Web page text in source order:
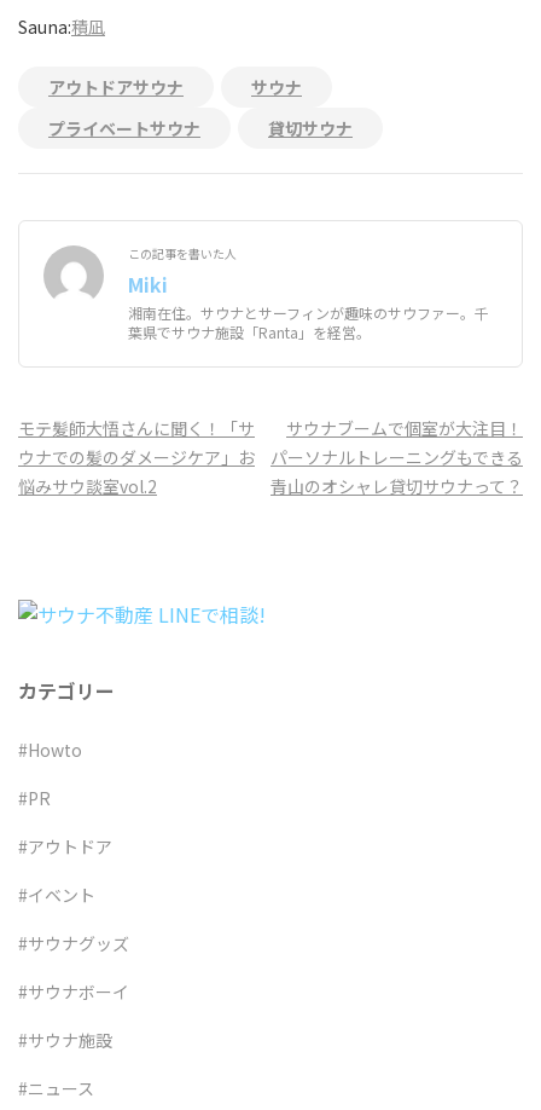
Sauna:積凪
アウトドアサウナ
サウナ
プライベートサウナ
貸切サウナ
この記事を書いた人
Miki
湘南在住。サウナとサーフィンが趣味のサウファー。千
葉県でサウナ施設「Ranta」を経営。
投
稿
ナ
シ
ョ
モテ髪師大悟さんに聞く！「サ
ウナでの髪のダメージケア」お
悩みサウ談室vol.2
サウナブームで個室が大注目！
パーソナルトレーニングもできる
青山のオシャレ貸切サウナって？
カテゴリー
#Howto
#PR
#アウトドア
#イベント
#サウナグッズ
#サウナボーイ
#サウナ施設
#ニュース